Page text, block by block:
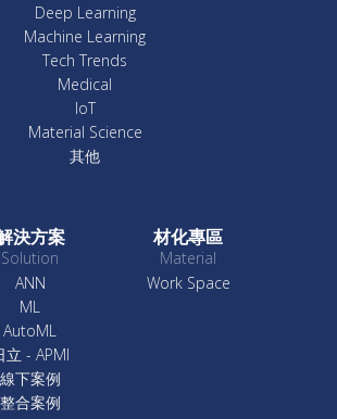
Deep Learning
Machine Learning
Tech Trends
Medical
IoT
Material Science
其他
決方案
Solution
ANN
ML
AutoML
立 - APMI
線下案例
整合案例
材化專區
Material
Work Space